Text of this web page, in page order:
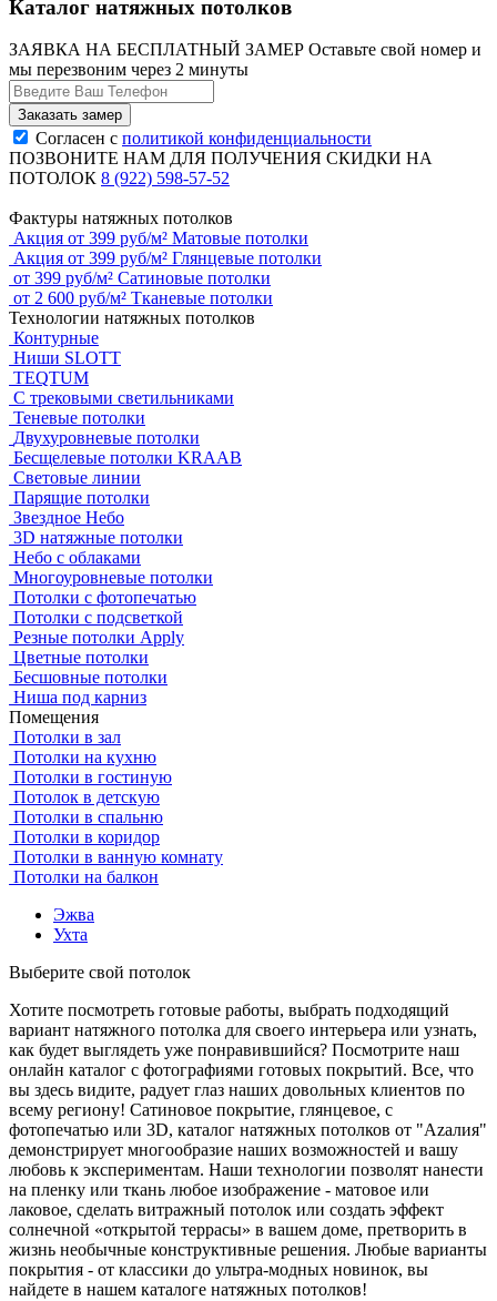
Каталог натяжных потолков
ЗАЯВКА НА БЕСПЛАТНЫЙ ЗАМЕР Оставьте свой номер и
мы перезвоним через 2 минуты
Согласен с политикой конфиденциальности
ПОЗВОНИТЕ НАМ ДЛЯ ПОЛУЧЕНИЯ СКИДКИ НА
ПОТОЛОК 8 (922) 598-57-52
Фактуры натяжных потолков
Акция от 399 руб/м² Матовые потолки
Акция от 399 руб/м² Глянцевые потолки
от 399 руб/м² Сатиновые потолки
от 2 600 руб/м² Тканевые потолки
Технологии натяжных потолков
Контурные
Ниши SLOTT
TEQTUM
С трековыми светильниками
Теневые потолки
Двухуровневые потолки
Бесщелевые потолки KRAAB
Световые линии
Парящие потолки
Звездное Небо
3D натяжные потолки
Небо с облаками
Многоуровневые потолки
Потолки с фотопечатью
Потолки с подсветкой
Резные потолки Apply
Цветные потолки
Бесшовные потолки
Ниша под карниз
Помещения
Потолки в зал
Потолки на кухню
Потолки в гостиную
Потолок в детскую
Потолки в спальню
Потолки в коридор
Потолки в ванную комнату
Потолки на балкон
Эжва
Ухта
Выберите свой потолок
Хотите посмотреть готовые работы, выбрать подходящий
вариант натяжного потолка для своего интерьера или узнать,
как будет выглядеть уже понравившийся? Посмотрите наш
онлайн каталог с фотографиями готовых покрытий. Все, что
вы здесь видите, радует глаз наших довольных клиентов по
всему региону! Сатиновое покрытие, глянцевое, с
фотопечатью или 3D, каталог натяжных потолков от "Azaлия"
демонстрирует многообразие наших возможностей и вашу
любовь к экспериментам. Наши технологии позволят нанести
на пленку или ткань любое изображение - матовое или
лаковое, сделать витражный потолок или создать эффект
солнечной «открытой террасы» в вашем доме, претворить в
жизнь необычные конструктивные решения. Любые варианты
покрытия - от классики до ультра-модных новинок, вы
найдете в нашем каталоге натяжных потолков!